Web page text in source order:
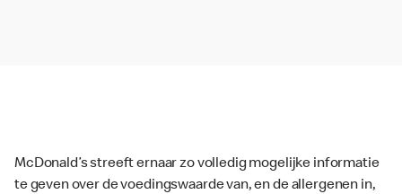
McDonald’s streeft ernaar zo volledig mogelijke informatie
te geven over de voedingswaarde van, en de allergenen in,